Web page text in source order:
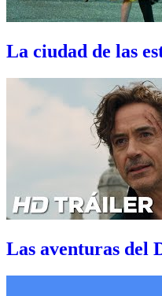
La ciudad de las
Las aventuras del